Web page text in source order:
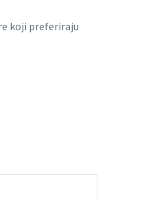
koji preferiraju